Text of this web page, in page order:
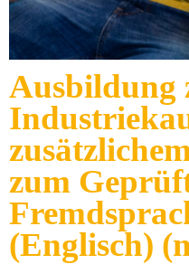
Ausbildung
zum
(Englisch)